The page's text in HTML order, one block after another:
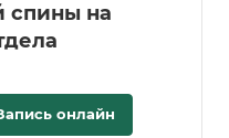
спины на
онлайн